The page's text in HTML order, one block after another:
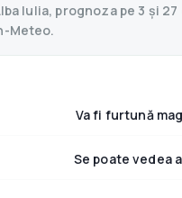
Iulia, prognoza pe 3
Meteo.
Va fi furtună
Se poate vedea